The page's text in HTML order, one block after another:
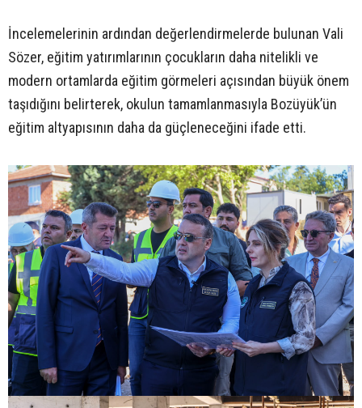
İncelemelerinin ardından değerlendirmelerde bulunan Vali
Sözer, eğitim yatırımlarının çocukların daha nitelikli ve
modern ortamlarda eğitim görmeleri açısından büyük önem
taşıdığını belirterek, okulun tamamlanmasıyla Bozüyük’ün
eğitim altyapısının daha da güçleneceğini ifade etti.